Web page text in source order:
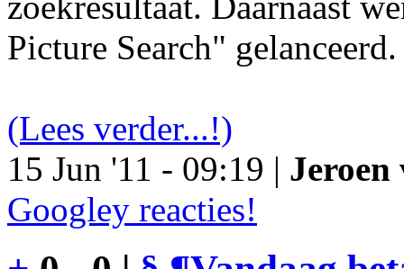
Picture Search" gelanceerd.
(Lees verder...!)
15 Jun '11 - 09:19 | Jeroen
Googley reacties!